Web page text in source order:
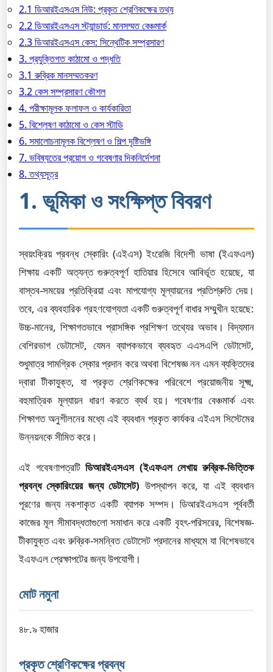
2.1 ডিআরইএসএস নিউ: প্রকৃত শ্রেণিকক্ষের তথ্য
2.2 ডিআরইএসএস স্ট্যান্ডার্ড: মানসম্মত বেঞ্চমার্ক
2.3 ডিআরইএসএস কেস: সিন্থেটিক সম্প্রসারণ
3. প্রযুক্তিগত কাঠামো ও পদ্ধতি
3.1 রুব্রিক মানসম্মতকরণ
3.2 কেস সম্প্রসারণ কৌশল
4. পরীক্ষামূলক ফলাফল ও কার্যকারিতা
5. বিশ্লেষণ কাঠামো ও কেস স্টাডি
6. সমালোচনামূলক বিশ্লেষণ ও শিল্প দৃষ্টিভঙ্গি
7. ভবিষ্যতের প্রয়োগ ও গবেষণার দিকনির্দেশনা
8. তথ্যসূত্র
1. ভূমিকা ও সংক্ষিপ্ত বিবরণ
স্বয়ংক্রিয় প্রবন্ধ স্কোরিং (এইএস) ইংরেজি বিদেশী ভাষা (ইএফএল)
শিক্ষায় একটি অত্যন্ত গুরুত্বপূর্ণ হাতিয়ার হিসেবে আবির্ভূত হয়েছে, যা
বাস্তব-সময়ের প্রতিক্রিয়া এবং মাপযোগ্য মূল্যায়নের প্রতিশ্রুতি দেয়।
তবে, এর ব্যবহারিক গ্রহণযোগ্যতা একটি গুরুত্বপূর্ণ বাধার সম্মুখীন হয়েছে:
উচ্চ-মানের, শিক্ষাগতভাবে প্রাসঙ্গিক প্রশিক্ষণ তথ্যের অভাব। বিদ্যমান
বেশিরভাগ ডেটাসেট, যেমন ব্যাপকভাবে ব্যবহৃত এএসএপি ডেটাসেট,
শুধুমাত্র সামগ্রিক স্কোর প্রদান করে অথবা বিশেষজ্ঞ নন এমন ব্যক্তিদের
দ্বারা টীকাযুক্ত, যা প্রকৃত শ্রেণিকক্ষের পরিবেশে প্রয়োজনীয় সূক্ষ্ম,
বহুমাত্রিক মূল্যায়ন ধারণ করতে ব্যর্থ হয়। গবেষণার বেঞ্চমার্ক এবং
শিক্ষাগত অনুশীলনের মধ্যে এই ব্যবধান প্রকৃত কার্যকর এইএস সিস্টেমের
উন্নয়নকে সীমিত করে।
এই গবেষণাপত্রটিডিআরইএসএস (ইএফএল লেখায় রুব্রিক-ভিত্তিক
প্রবন্ধ স্কোরিংয়ের জন্য ডেটাসেট) উপস্থাপন করে, যা এই ব্যবধান
পূরণের জন্য নকশাকৃত একটি ব্যাপক সম্পদ। ডিআরইএসএস পূর্ববর্তী
কাজের মূল সীমাবদ্ধতাগুলো সমাধান করে একটি বৃহৎ-পরিসরের, বিশেষজ্ঞ-
টীকাযুক্ত এবং রুব্রিক-সমন্বিত ডেটাসেট প্রদানের মাধ্যমে যা বিশেষভাবে
ইএফএল প্রেক্ষাপটের জন্য উপযোগী।
মোট নমুনা
৪৮.৯ হাজার
প্রকৃত শ্রেণিকক্ষের প্রবন্ধ